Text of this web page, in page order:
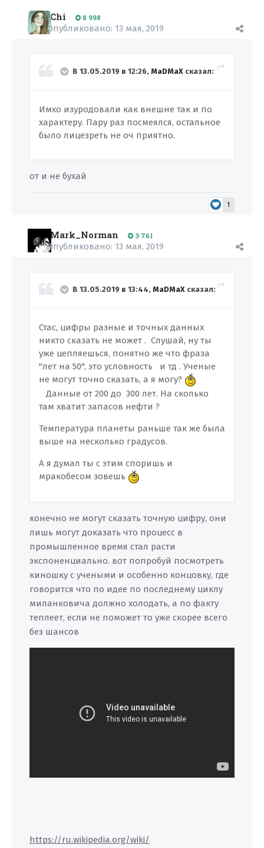
Chi 8 998
Опубликовано: 13 мая, 2019
В 13.05.2019 в 12:26, MaDMaX сказал:
Имхо изуродовали как внешне так и по
характеру. Пару раз посмеялся, остальное
было лицезреть не оч приятно.
от и не бухай
1
Mark_Norman 3 761
Опубликовано: 13 мая, 2019
В 13.05.2019 в 13:44, MaDMaX сказал:
Стас, цифры разные и точных данных
никто сказать не может . Слушай, ну ты
уже цепляешься, понятно же что фраза
"лет на 50", это условность и тд . Ученые
не могут точно сказать, а я могу?
Данные от 200 до 300 лет. На сколько
там хватит запасов нефти ?
Температура планеты раньше так же была
выше на несколько градусов.
А я думал ты с этим споришь и
мракобесом зовешь
конечно не могут сказать точную цифру, они
лишь могут доказать что процесс в
промышленное время стал расти
экспоненциально. вот попробуй посмотреть
киношку с учеными и особенно концовку, где
говорится что по идее по последнему циклу
миланковича должно холодать, а по факту
теплеет, если не поможет то уже скорее всего
без шансов
https://ru.wikipedia.org/wiki/